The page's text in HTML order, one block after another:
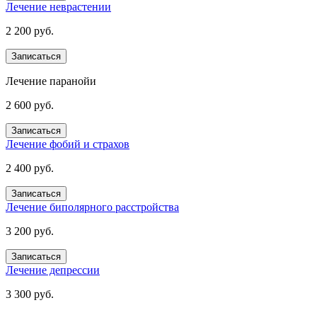
Лечение неврастении
2 200 руб.
Записаться
Лечение паранойи
2 600 руб.
Записаться
Лечение фобий и страхов
2 400 руб.
Записаться
Лечение биполярного расстройства
3 200 руб.
Записаться
Лечение депрессии
3 300 руб.